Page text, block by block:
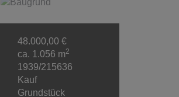
48.000,00 €
ca. 1.056 m2
1939/215636
Kauf
Grundstück